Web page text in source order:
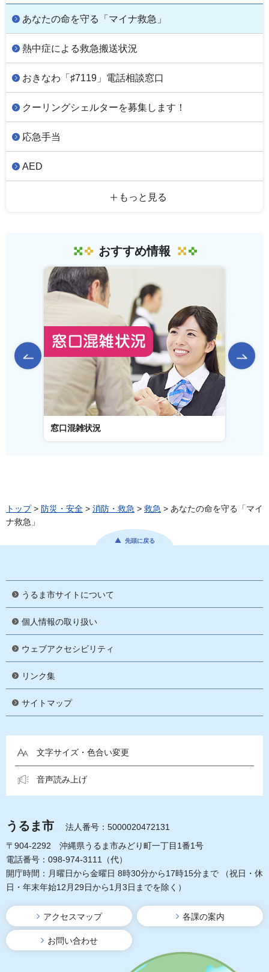
あなたの命を守る「マイナ救急」
熱中症による救急搬送状況
おきなわ「♯7119」電話相談窓口
クーリングシェルターを募集します！
応急手当
AED
もっと見る
おすすめ情報
前のスライドを表示
窓口混雑状況
トップ> 防災・安全 > 消防・救急 > 救急 > あなたの命を守る「マイ
ナ救急」
先頭に戻る
うるま市サイトについて
個人情報の取り扱い
ウェブアクセシビリティ
リンク集
サイトマップ
文字サイズ・色合い変更
音声読み上げ
うるま市
法人番号：5000020472131
〒904-2292 沖縄県うるま市みどり町一丁目1番1号
電話番号：098-974-3111（代）
開庁時間：月曜日から金曜日 8時30分から17時15分まで
（祝日・休
日・年末年始12月29日から1月3日までを除く）
アクセスマップ 各課の案内
お問い合わせ